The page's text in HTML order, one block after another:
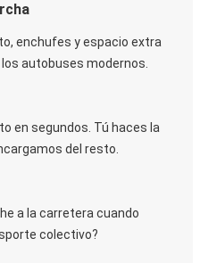
enchufes y espacio extra
autobuses modernos.
en segundos. Tú haces la
del resto.
a la carretera cuando
colectivo?